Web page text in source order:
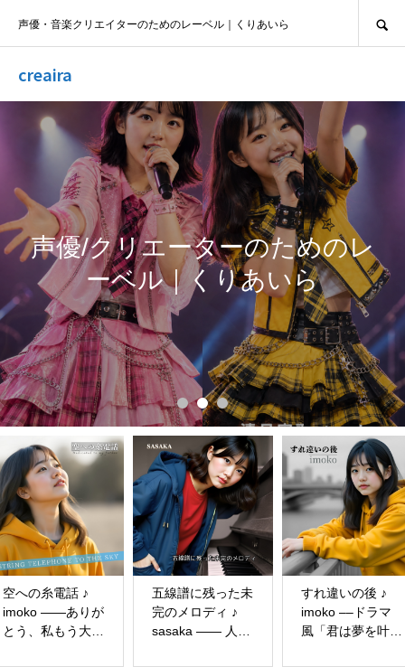
creaira
声優・音楽クリエイターのためのレーベル｜くりあいら
声優/クリエーターのためのレ
ーベル｜くりあいら
空への糸電話 ♪
imoko ——ありが
とう、私もう大丈
五線譜に残った未
完のメロディ ♪
sasaka ―― 人生
すれ違いの後 ♪
imoko ––ドラマ
風「君は夢を叶